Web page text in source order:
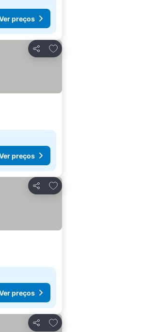
preços
Partilhar
Adicionar aos favoritos
preços
Partilhar
Adicionar aos favoritos
preços
Partilhar
Adicionar aos favoritos